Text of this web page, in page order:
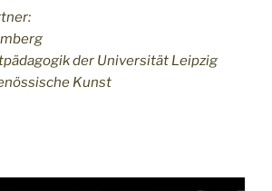
der Universität Leipzig
Kunst